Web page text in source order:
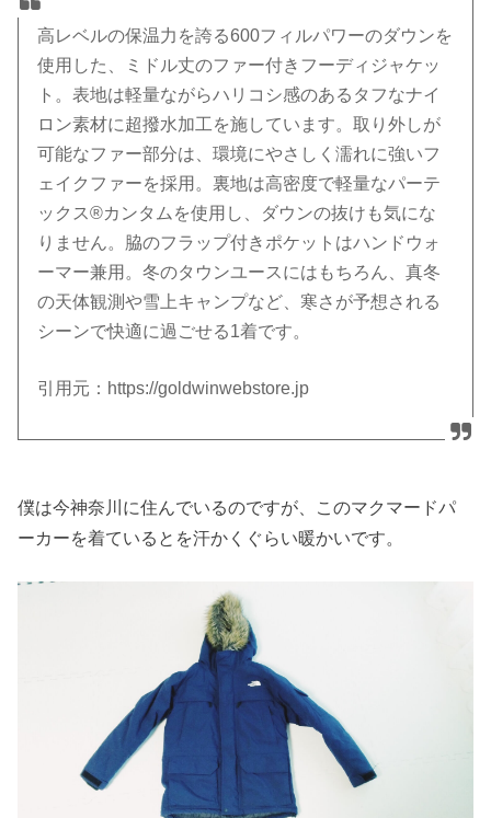
高レベルの保温力を誇る600フィルパワーのダウンを
使用した、ミドル丈のファー付きフーディジャケッ
ト。表地は軽量ながらハリコシ感のあるタフなナイ
ロン素材に超撥水加工を施しています。取り外しが
可能なファー部分は、環境にやさしく濡れに強いフ
ェイクファーを採用。裏地は高密度で軽量なパーテ
ックス®カンタムを使用し、ダウンの抜けも気にな
りません。脇のフラップ付きポケットはハンドウォ
ーマー兼用。冬のタウンユースにはもちろん、真冬
の天体観測や雪上キャンプなど、寒さが予想される
シーンで快適に過ごせる1着です。
引用元：https://goldwinwebstore.jp
僕は今神奈川に住んでいるのですが、このマクマードパ
ーカーを着ているとを汗かくぐらい暖かいです。